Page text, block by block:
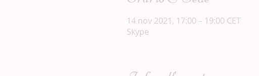
14 nov 2021, 17:00 – 19:00 CET
Skype